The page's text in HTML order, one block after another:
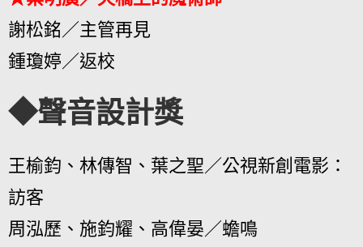
謝松銘／主管再見
鍾瓊婷／返校
◆聲音設計獎
王榆鈞、林傳智、葉之聖／公視新創電影：
訪客
周泓歷、施鈞耀、高偉晏／蟾鳴